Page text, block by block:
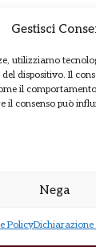
Gestisci
utilizziamo
dispositivo. Il
il
il consenso può
Nega
Policy